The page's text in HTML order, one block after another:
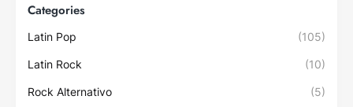
Categories
Latin Pop (105)
Latin Rock (10)
Rock Alternativo (5)